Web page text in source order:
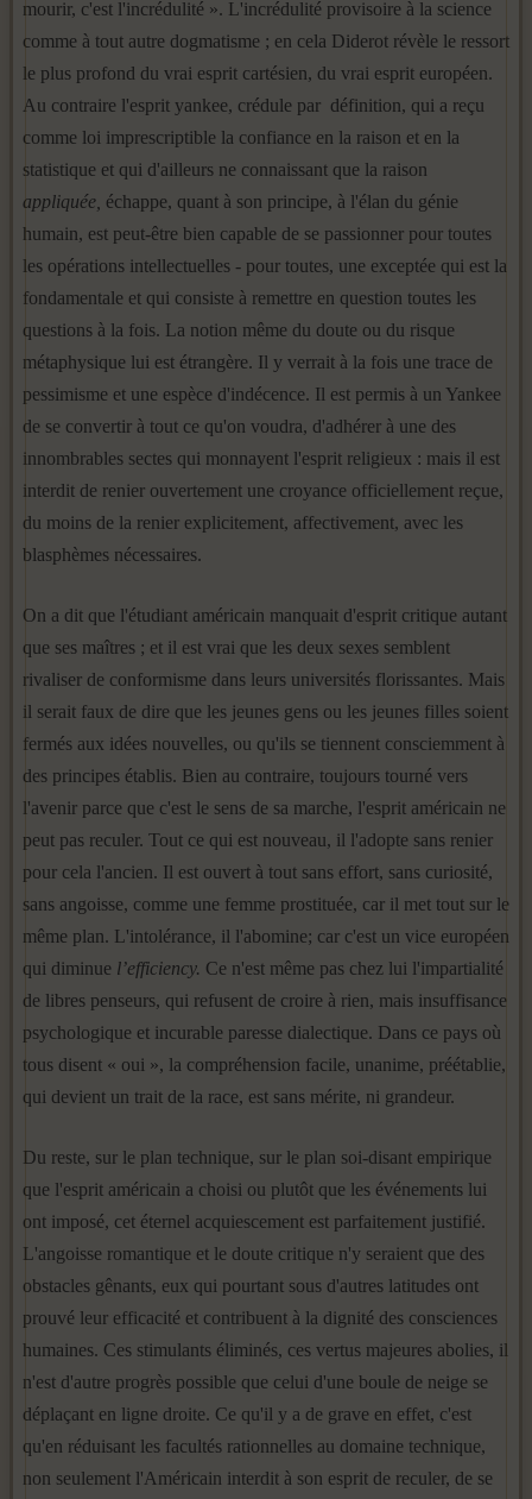
mourir, c'est l'incrédulité ». L'incrédulité provisoire à la science
com­me à tout autre dogmatisme ; en cela Diderot révèle le ressort
le plus profond du vrai esprit cartésien, du vrai esprit européen.
Au contraire l'esprit yankee, crédule par définition, qui a reçu
comme loi imprescrip­tible la confiance en la raison et en la
statistique et qui d'ailleurs ne connaissant que la raison
appliquée, échappe, quant à son principe, à l'élan du génie
humain, est peut-être bien capable de se passionner pour toutes
les opérations intellectuelles - pour toutes, une exceptée qui est la
fondamentale et qui consiste à remettre en question toutes les
ques­tions à la fois. La notion même du doute ou du risque
métaphysique lui est étrangère. Il y verrait à la fois une trace de
pessimisme et une espèce d'indécence. Il est permis à un Yankee
de se convertir à tout ce qu'on voudra, d'adhérer à une des
innombrables sectes qui monnayent l'esprit religieux : mais il est
interdit de renier ouvertement une croyance offi­ciellement reçue,
du moins de la renier explicitement, affectivement, avec les
blasphèmes nécessaires.
On a dit que l'étudiant américain manquait d'esprit critique autant
que ses maîtres ; et il est vrai que les deux sexes semblent
rivaliser de conformisme dans leurs universités florissantes. Mais
il serait faux de dire que les jeunes gens ou les jeunes filles soient
fermés aux idées nou­velles, ou qu'ils se tiennent consciemment à
des principes établis. Bien au contraire, toujours tourné vers
l'avenir parce que c'est le sens de sa marche, l'esprit américain ne
peut pas reculer. Tout ce qui est nouveau, il l'adopte sans renier
pour cela l'ancien. Il est ouvert à tout sans effort, sans curiosité,
sans angoisse, comme une femme prostituée, car il met tout sur le
même plan. L'intolérance, il l'abomine; car c'est un vice européen
qui diminue l’efficiency. Ce n'est même pas chez lui l'impar­tialité
de libres penseurs, qui refusent de croire à rien, mais insuffisance
psychologique et incurable paresse dialectique. Dans ce pays où
tous di­sent « oui », la compréhension facile, unanime, préétablie,
qui devient un trait de la race, est sans mérite, ni grandeur.
Du reste, sur le plan technique, sur le plan soi-disant empirique
que l'esprit américain a choisi ou plutôt que les événements lui
ont imposé, cet éternel acquiescement est parfaitement justifié.
L'angoisse romantique et le doute critique n'y seraient que des
obstacles gênants, eux qui pourtant sous d'autres latitudes ont
prouvé leur efficacité et contribuent à la dignité des consciences
humaines. Ces stimulants éli­minés, ces vertus majeures abolies, il
n'est d'autre progrès possible que celui d'une boule de neige se
déplaçant en ligne droite. Ce qu'il y a de grave en effet, c'est
qu'en réduisant les facultés rationnelles au domaine technique,
non seulement l'Américain interdit à son esprit de reculer, de se